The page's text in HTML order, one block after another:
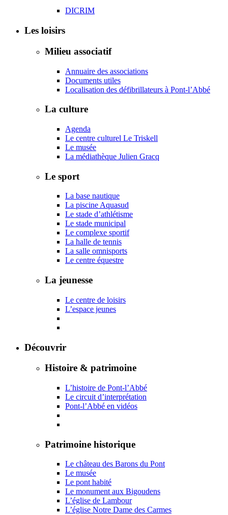
DICRIM
Les loisirs
Milieu associatif
Annuaire des associations
Documents utiles
Localisation des défibrillateurs à Pont-l’Abbé
La culture
Agenda
Le centre culturel Le Triskell
Le musée
La médiathèque Julien Gracq
Le sport
La base nautique
La piscine Aquasud
Le stade d’athlétisme
Le stade municipal
Le complexe sportif
La halle de tennis
La salle omnisports
Le centre équestre
La jeunesse
Le centre de loisirs
L’espace jeunes
Découvrir
Histoire & patrimoine
L’histoire de Pont-l’Abbé
Le circuit d’interprétation
Pont-l’Abbé en vidéos
Patrimoine historique
Le château des Barons du Pont
Le musée
Le pont habité
Le monument aux Bigoudens
L’église de Lambour
L’église Notre Dame des Carmes